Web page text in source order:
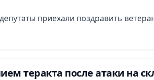
приехали поздравить
теракта после атаки на